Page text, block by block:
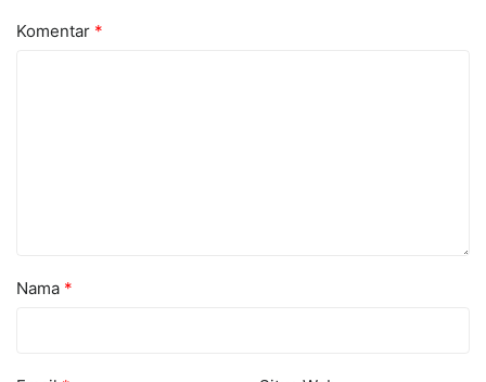
Komentar *
Nama *